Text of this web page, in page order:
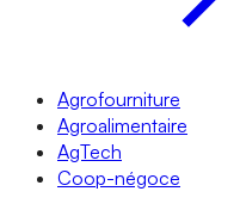
Agrofourniture
Agroalimentaire
AgTech
Coop-négoce